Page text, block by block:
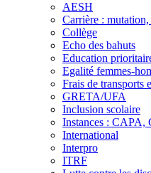
AESH
Carrière :
Collège
Echo des bahuts
Education
Egalité femmes-
Frais de transports
GRETA/UFA
Inclusion scolaire
Instances :
International
Interpro
ITRF